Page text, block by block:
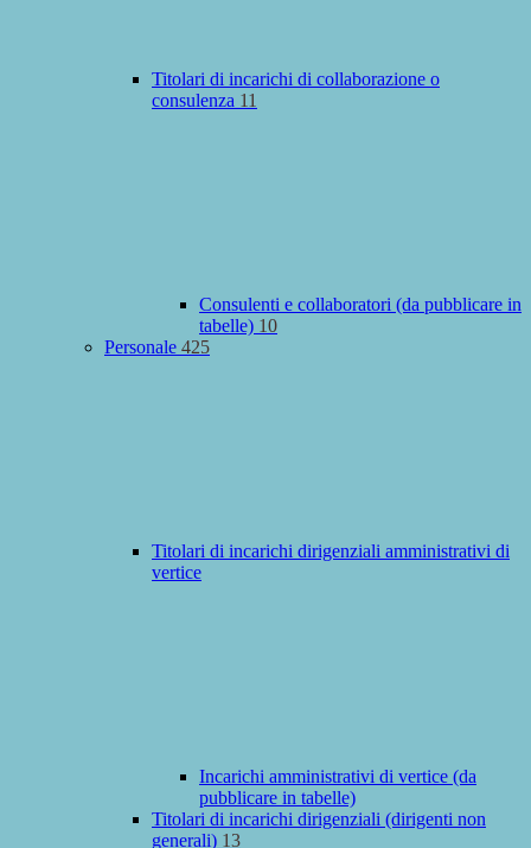
Titolari di incarichi di collaborazione o
consulenza 11
Consulenti e collaboratori (da pubblicare in
tabelle) 10
Personale 425
Titolari di incarichi dirigenziali amministrativi di
vertice
Incarichi amministrativi di vertice (da
pubblicare in tabelle)
Titolari di incarichi dirigenziali (dirigenti non
generali) 13